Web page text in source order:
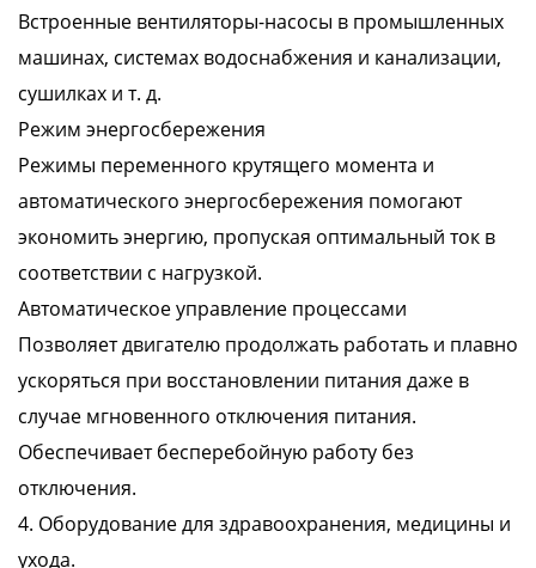
Встроенные вентиляторы-насосы в промышленных
машинах, системах водоснабжения и канализации,
сушилках и т. д.
Режим энергосбережения
Режимы переменного крутящего момента и
автоматического энергосбережения помогают
экономить энергию, пропуская оптимальный ток в
соответствии с нагрузкой.
Автоматическое управление процессами
Позволяет двигателю продолжать работать и плавно
ускоряться при восстановлении питания даже в
случае мгновенного отключения питания.
Обеспечивает бесперебойную работу без
отключения.
4. Оборудование для здравоохранения, медицины и
ухода.